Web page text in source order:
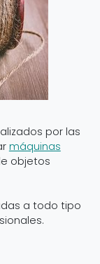
por las
máquinas
objetos
a todo tipo